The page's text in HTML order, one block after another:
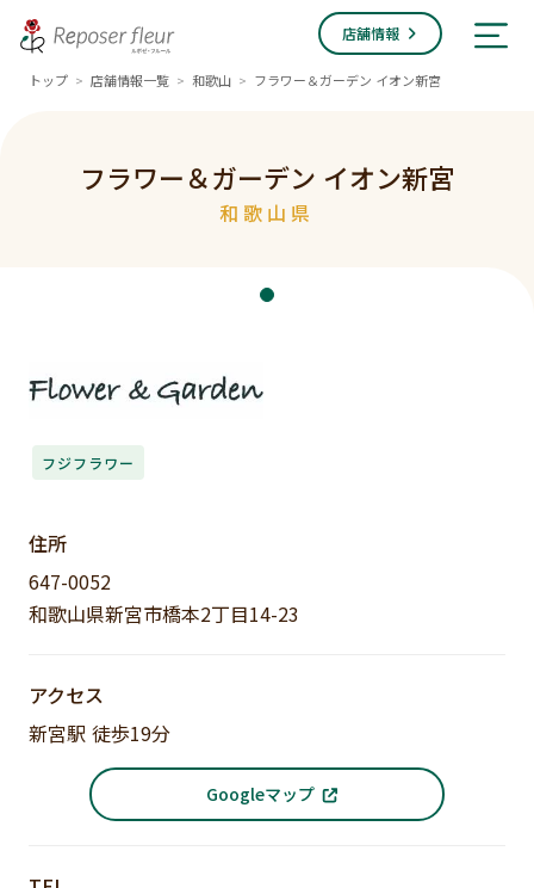
店舗情報
トップ > 店舗情報一覧 > 和歌山 > フラワー＆ガーデン イオン新宮
フラワー＆ガーデン イオン新宮
和歌山県
フジフラワー
住所
647-0052
和歌山県新宮市橋本2丁目14-23
アクセス
新宮駅 徒歩19分
Googleマップ